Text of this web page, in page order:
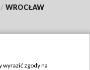
/ WROCŁAW
wyrazić zgody na